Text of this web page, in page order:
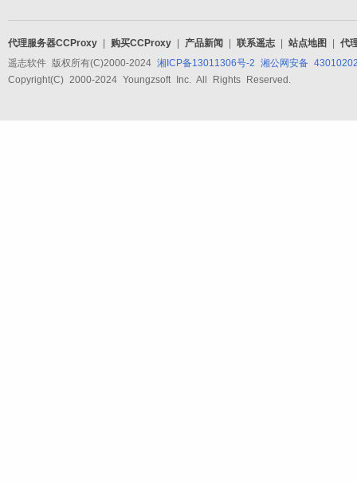
代理服务器CCProxy 购买CCProxy 产品新闻 联系遥志 站点地图
代
遥志软件 版权所有(C)2000-2024 湘ICP备13011306号-2 湘公网安备
Copyright(C) 2000-2024 Youngzsoft Inc. All Rights Reserved.